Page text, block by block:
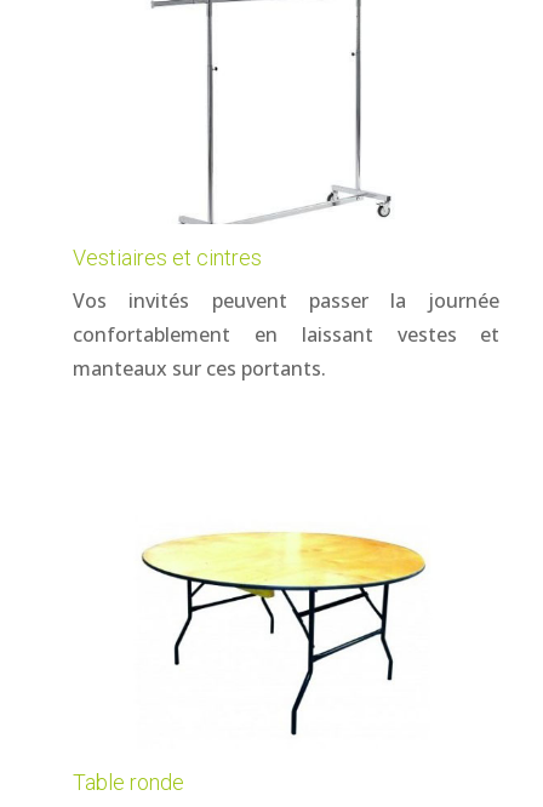
Vestiaires et cintres
Vos invités peuvent passer la journée
confortablement en laissant vestes et
manteaux sur ces portants.
Table ronde